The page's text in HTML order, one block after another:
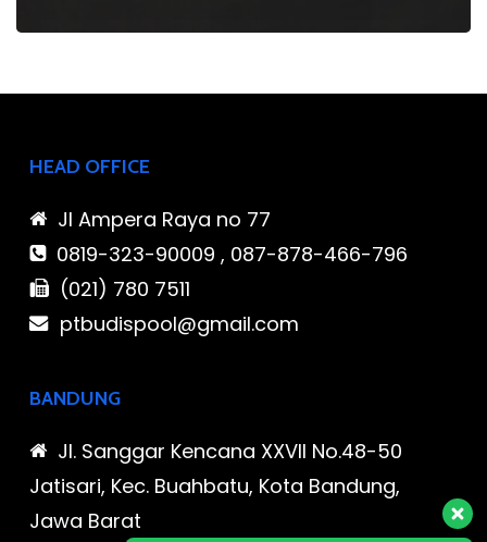
HEAD OFFICE
Jl Ampera Raya no 77
0819-323-90009 , 087-878-466-796
(021) 780 7511
ptbudispool@gmail.com
BANDUNG
Jl. Sanggar Kencana XXVII No.48-50
Jatisari, Kec. Buahbatu, Kota Bandung,
Jawa Barat